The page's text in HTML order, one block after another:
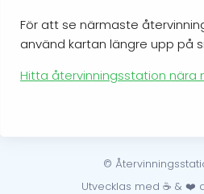
För att se närmaste
använd kartan längre upp på
Hitta återvinningsstation nära
©
Utvecklas med ☕ & ❤️